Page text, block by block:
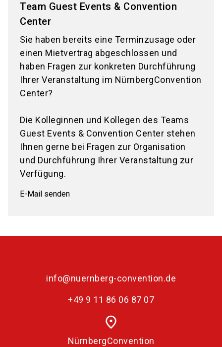
Team Guest Events & Convention
Center
Sie haben bereits eine Terminzusage oder
einen Mietvertrag abgeschlossen und
haben Fragen zur konkreten Durchführung
Ihrer Veranstaltung im NürnbergConvention
Center?
Die Kolleginnen und Kollegen des Teams
Guest Events & Convention Center stehen
Ihnen gerne bei Fragen zur Organisation
und Durchführung Ihrer Veranstaltung zur
Verfügung.
E-Mail senden
info@nuernberg-convention.de
+49 9 11 86 06 87 07
place
NürnbergConvention